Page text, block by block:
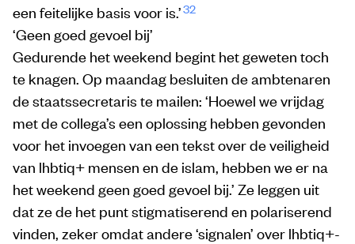
een feitelijke basis voor is.’32
‘Geen goed gevoel bij’
Gedurende het weekend begint het geweten toch
te knagen. Op maandag besluiten de ambtenaren
de staatssecretaris te mailen: ‘Hoewel we vrijdag
met de collega’s een oplossing hebben gevonden
voor het invoegen van een tekst over de veiligheid
van lhbtiq+ mensen en de islam, hebben we er na
het weekend geen goed gevoel bij.’ Ze leggen uit
dat ze de het punt stigmatiserend en polariserend
vinden, zeker omdat andere ‘signalen’ over lhbtiq+-